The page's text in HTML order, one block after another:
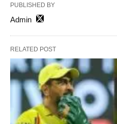
PUBLISHED BY
Admin
RELATED POST